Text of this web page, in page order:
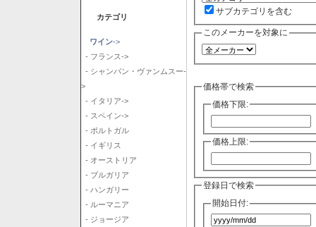
カテゴリ
ワイン->
- フランス->
- シャンパン・ヴァンムスー-
>
- イタリア->
- スペイン->
- ポルトガル
- イギリス
- オーストリア
- ブルガリア
- ハンガリー
- ルーマニア
- ジョージア
サブカテゴリを含む
このメーカーを対象に
価格帯で検索
価格下限:
価格上限:
登録日で検索
開始日付: